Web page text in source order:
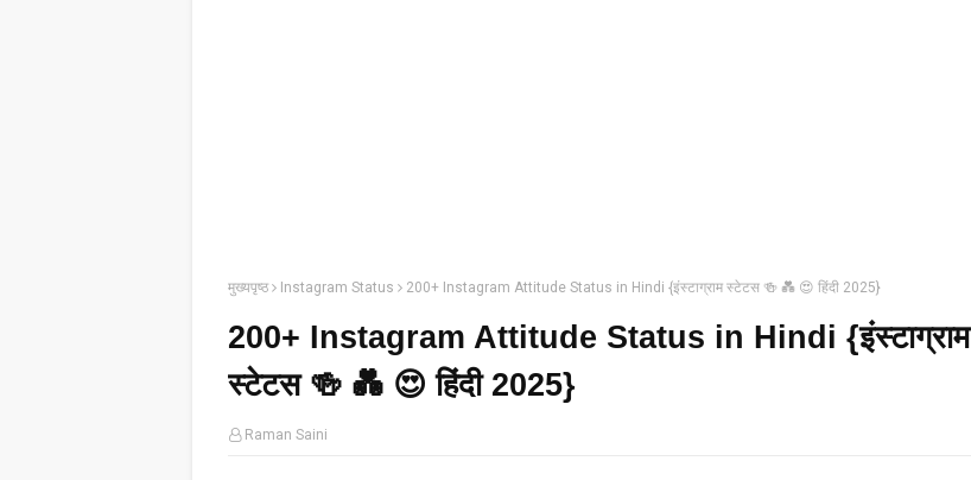
मुख्यपृष्ठ Instagram Status 200+ Instagram Attitude Status in Hindi {इंस्टाग्राम स्टेटस 🍻 💑 😍 हिंदी 2025}
200+ Instagram Attitude Status in Hindi {इंस्टाग्राम
स्टेटस 🍻 💑 😍 हिंदी 2025}
Raman Saini